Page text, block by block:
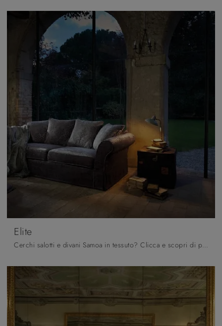
Elite
Cerchi salotti e divani Samoa in tessuto? Clicca e scopri di più sul modello Elite per spazi classici.